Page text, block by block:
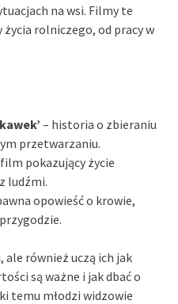
na wsi. Filmy te
rolniczego, od pracy w
– historia o zbieraniu
przetwarzaniu.
pokazujący życie
ludźmi.
opowieść o krowie,
również uczą ich jak
są ważne i jak dbać o
temu młodzi widzowie